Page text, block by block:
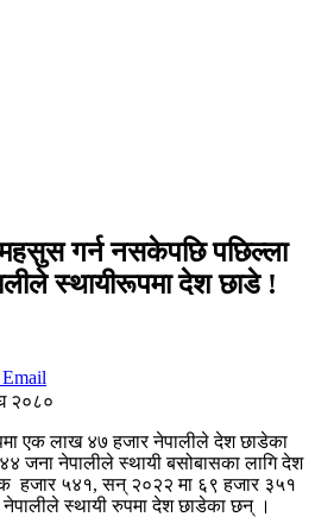
महसुस गर्न नसकेपछि पछिल्ला
स्थायीरूपमा देश छाडे !
Email
२०८०
एक लाख ४७ हजार नेपालीले देश छाडेका
जना नेपालीले स्थायी बसोबासका लागि देश
हजार ५४१,सन् २०२२ मा ६९ हजार ३५१
स्थायी रुपमा देश छाडेका छन् ।